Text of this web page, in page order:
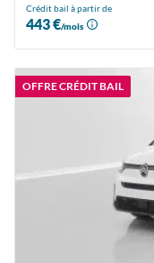
Crédit bail à partir de
443 €/mois
OFFRE CRÉDIT BAIL